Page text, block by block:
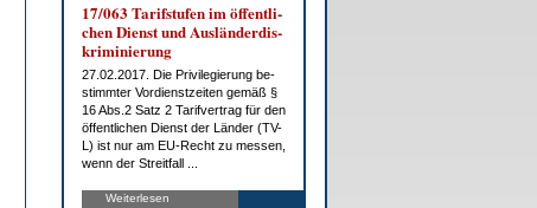
17/063 Ta­rif­stu­fen im öf­fent­li­
chen Dienst und Aus­län­der­dis­
kri­mi­nie­rung
27.02.2017. Die Pri­vi­le­gie­rung be­
stimm­ter Vor­dienst­zei­ten ge­mäß §
16 Abs.2 Satz 2 Ta­rif­ver­trag für den
öf­fent­li­chen Dienst der Län­der (TV-
L) ist nur am EU-Recht zu mes­sen,
wenn der Streit­fall ...
Weiterlesen